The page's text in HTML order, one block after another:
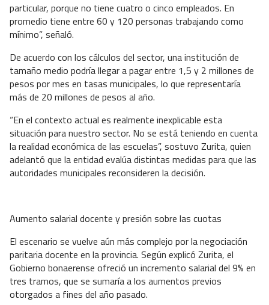
particular, porque no tiene cuatro o cinco empleados. En
promedio tiene entre 60 y 120 personas trabajando como
mínimo”, señaló.
De acuerdo con los cálculos del sector, una institución de
tamaño medio podría llegar a pagar entre 1,5 y 2 millones de
pesos por mes en tasas municipales, lo que representaría
más de 20 millones de pesos al año.
“En el contexto actual es realmente inexplicable esta
situación para nuestro sector. No se está teniendo en cuenta
la realidad económica de las escuelas”, sostuvo Zurita, quien
adelantó que la entidad evalúa distintas medidas para que las
autoridades municipales reconsideren la decisión.
Aumento salarial docente y presión sobre las cuotas
El escenario se vuelve aún más complejo por la negociación
paritaria docente en la provincia. Según explicó Zurita, el
Gobierno bonaerense ofreció un incremento salarial del 9% en
tres tramos, que se sumaría a los aumentos previos
otorgados a fines del año pasado.